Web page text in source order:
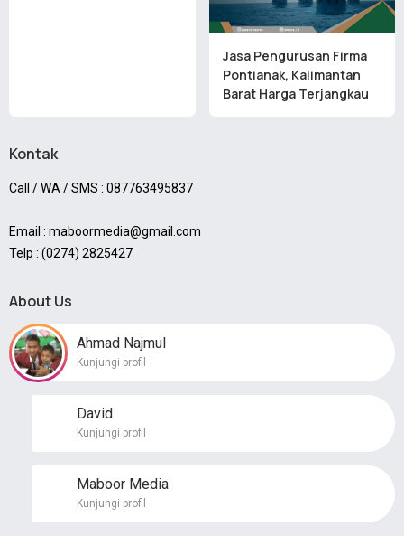
Jasa Pengurusan Firma
Pontianak, Kalimantan
Barat Harga Terjangkau
Kontak
Call / WA / SMS : 087763495837
Email : maboormedia@gmail.com
Telp : (0274) 2825427
About Us
Ahmad Najmul
Kunjungi profil
David
Kunjungi profil
Maboor Media
Kunjungi profil